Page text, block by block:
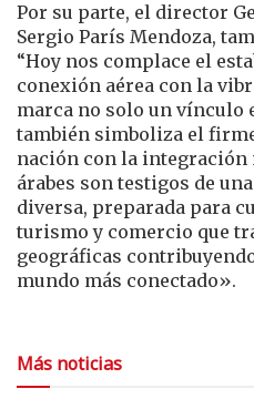
Por su parte, el director
Sergio París Mendoza,
“Hoy nos complace el
conexión aérea con la
marca no solo un vínculo
también simboliza el
nación con la integración
árabes son testigos de
diversa, preparada para
turismo y comercio que
geográficas
mundo más conectado».
Más noticias